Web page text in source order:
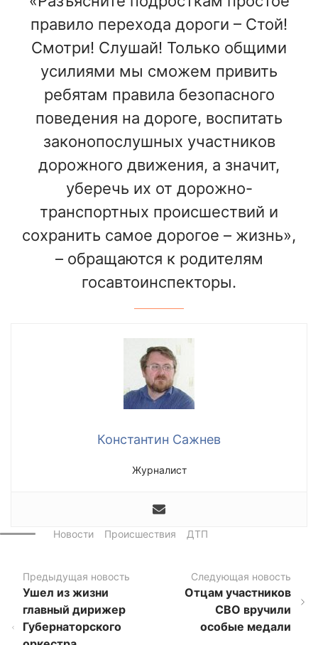
правило перехода дороги – Стой!
Смотри! Слушай! Только общими
усилиями мы сможем привить
ребятам правила безопасного
поведения на дороге, воспитать
законопослушных участников
дорожного движения, а значит,
уберечь их от дорожно-
транспортных происшествий и
сохранить самое дорогое – жизнь»,
– обращаются к родителям
госавтоинспекторы.
Константин Сажнев
Журналист
Новости Происшествия ДТП
Предыдущая новость
Ушел из жизни
главный дирижер
Губернаторского
Следующая новость
Отцам участников
СВО вручили
особые медали